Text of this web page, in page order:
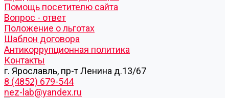
Помощь посетителю сайта
Вопрос - ответ
Положение о льготах
Шаблон договора
Антикоррупционная политика
Контакты
г. Ярославль, пр-т Ленина д.13/67
8 (4852) 679-544
nez-lab@yandex.ru